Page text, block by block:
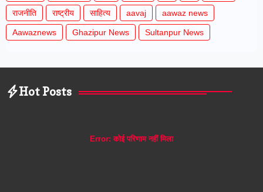
राजनीति राष्ट्रीय साहित्य aavaj aawaz news
Aawaznews Ghazipur News Sultanpur News
Hot Posts
Error: कोई परिणाम नहीं मिला